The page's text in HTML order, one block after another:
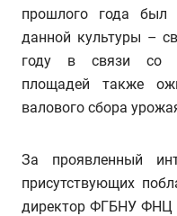
прошлого года был
данной культуры –
году в связи со
площадей также
валового сбора
За проявленный
присутствующих
директор ФГБНУ